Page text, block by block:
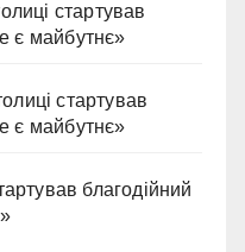
стартував
є майбутнє»
стартував
є майбутнє»
благодійний